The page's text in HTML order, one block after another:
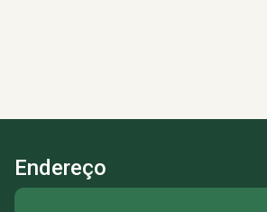
Endereço